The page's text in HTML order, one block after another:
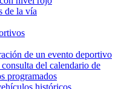
de la vía
de un evento deportivo
del calendario de
programados